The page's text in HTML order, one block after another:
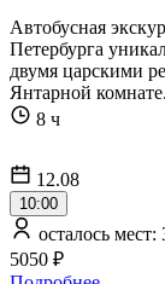
Автобусная
Петербурга
двумя царскими
Янтарной комнате.
8 ч
12.08
10:00
осталось мест:
5050 ₽